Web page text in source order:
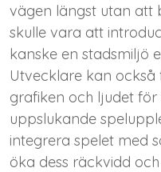
vägen längst utan att
skulle vara att
kanske en stadsmiljö
Utvecklare kan
grafiken och ljudet
uppslukande
integrera spelet med
öka dess räckvidd